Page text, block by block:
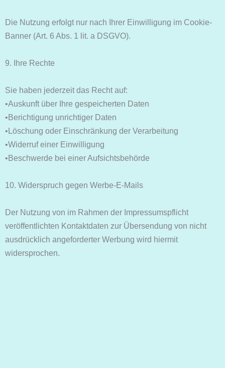
Die Nutzung erfolgt nur nach Ihrer Einwilligung im Cookie-
Banner (Art. 6 Abs. 1 lit. a DSGVO).
9. Ihre Rechte
Sie haben jederzeit das Recht auf:
•Auskunft über Ihre gespeicherten Daten
•Berichtigung unrichtiger Daten
•Löschung oder Einschränkung der Verarbeitung
•Widerruf einer Einwilligung
•Beschwerde bei einer Aufsichtsbehörde
10. Widerspruch gegen Werbe-E-Mails
Der Nutzung von im Rahmen der Impressumspflicht
veröffentlichten Kontaktdaten zur Übersendung von nicht
ausdrücklich angeforderter Werbung wird hiermit
widersprochen.